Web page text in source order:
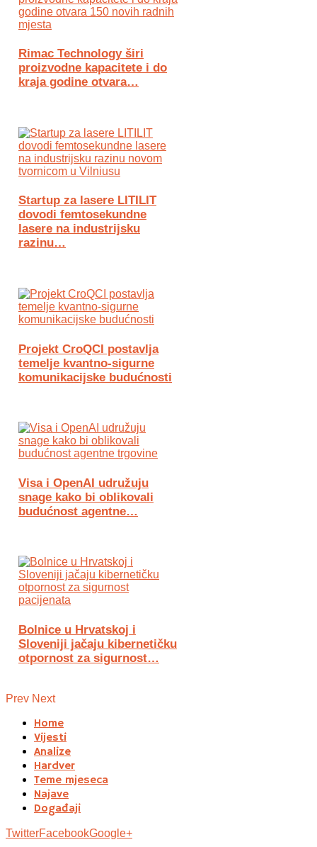
Rimac Technology širi
proizvodne kapacitete i do
kraja godine otvara…
Startup za lasere LITILIT
dovodi femtosekundne
lasere na industrijsku
razinu…
Projekt CroQCI postavlja
temelje kvantno-sigurne
komunikacijske budućnosti
Visa i OpenAI udružuju
snage kako bi oblikovali
budućnost agentne…
Bolnice u Hrvatskoj i
Sloveniji jačaju kibernetičku
otpornost za sigurnost…
Prev Next
Home
Vijesti
Analize
Hardver
Teme mjeseca
Najave
Događaji
TwitterFacebookGoogle+